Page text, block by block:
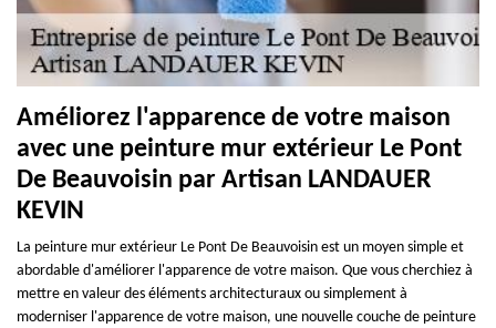
Améliorez l'apparence de votre maison
avec une peinture mur extérieur Le Pont
De Beauvoisin par Artisan LANDAUER
KEVIN
La peinture mur extérieur Le Pont De Beauvoisin est un moyen simple et
abordable d'améliorer l'apparence de votre maison. Que vous cherchiez à
mettre en valeur des éléments architecturaux ou simplement à
moderniser l'apparence de votre maison, une nouvelle couche de peinture